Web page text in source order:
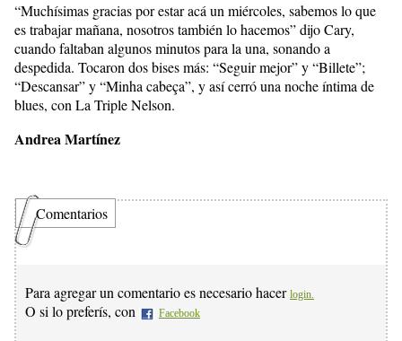
“Muchísimas gracias por estar acá un miércoles, sabemos lo que
es trabajar mañana, nosotros también lo hacemos” dijo Cary,
cuando faltaban algunos minutos para la una, sonando a
despedida. Tocaron dos bises más: “Seguir mejor” y “Billete”;
“Descansar” y “Minha cabeça”, y así cerró una noche íntima de
blues, con La Triple Nelson.
Andrea Martínez
Comentarios
Para agregar un comentario es necesario hacer login.
O si lo preferís, con Facebook